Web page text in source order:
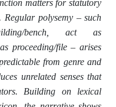
matters for statutory
polysemy – such
bench, act as
proceeding/file – arises
from genre and
unrelated senses that
Building on lexical